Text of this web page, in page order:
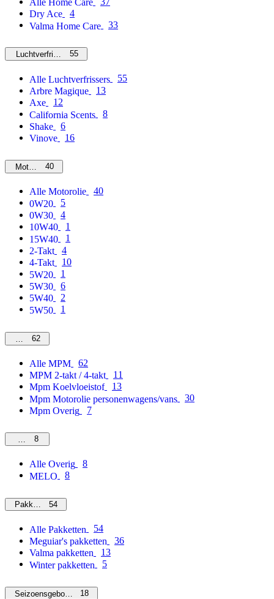
Dry Ace
4
Valma Home Care
33
Luchtverfrissers55
Alle Luchtverfrissers
55
Arbre Magique
13
Axe
12
California Scents
8
Shake
6
Vinove
16
Motorolie40
Alle Motorolie
40
0W20
5
0W30
4
10W40
1
15W40
1
2-Takt
4
4-Takt
10
5W20
1
5W30
6
5W40
2
5W50
1
MPM62
Alle MPM
62
MPM 2-takt / 4-takt
11
Mpm Koelvloeistof
13
Mpm Motorolie personenwagens/vans
30
Mpm Overig
7
Overig
8
Alle Overig
8
MELO
8
Pakketten54
Alle Pakketten
54
Meguiar's pakketten
36
Valma pakketten
13
Winter pakketten
5
Seizoensgebonden18